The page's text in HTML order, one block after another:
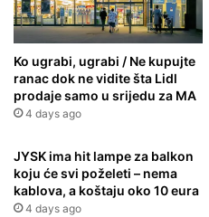
Ko ugrabi, ugrabi / Ne kupujte
ranac dok ne vidite šta Lidl
prodaje samo u srijedu za MA
4 days ago
JYSK ima hit lampe za balkon
koju će svi poželeti – nema
kablova, a koštaju oko 10 eura
4 days ago